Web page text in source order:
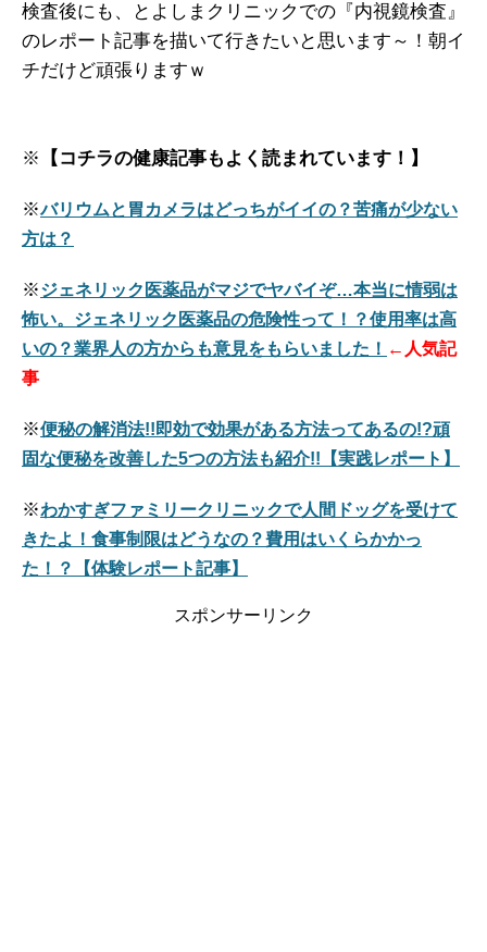
検査後にも、とよしまクリニックでの『内視鏡検査』
のレポート記事を描いて行きたいと思います～！朝イ
チだけど頑張りますｗ
※ 【コチラの健康記事もよく読まれています！】
※バリウムと胃カメラはどっちがイイの？苦痛が少ない
方は？
※ジェネリック医薬品がマジでヤバイぞ…本当に情弱は
怖い。ジェネリック医薬品の危険性って！？使用率は高
いの？業界人の方からも意見をもらいました！ ←人気記
事
※便秘の解消法!!即効で効果がある方法ってあるの!?頑
固な便秘を改善した5つの方法も紹介!!【実践レポート】
※わかすぎファミリークリニックで人間ドッグを受けて
きたよ！食事制限はどうなの？費用はいくらかかっ
た！？【体験レポート記事】
スポンサーリンク